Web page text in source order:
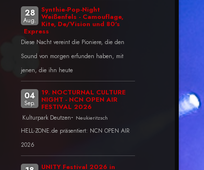
28
Aug.
Synthie-Pop-Night
Weißenfels - Camouflage,
Kite, De/Vision und 80's
Express
Diese Nacht vereint die Pioniere, die den
Sound von morgen erfunden haben, mit
jenen, die ihn heute
04
Sep.
19. NOCTURNAL CULTURE
NIGHT - NCN OPEN AIR
FESTIVAL 2026
Kulturpark Deutzen- Neukieritzsch
HELL-ZONE.de präsentiert: NCN OPEN AIR
2026
UNITY Festival 2026 in